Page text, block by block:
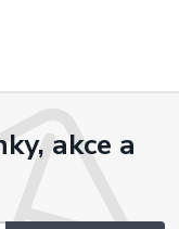
akce a